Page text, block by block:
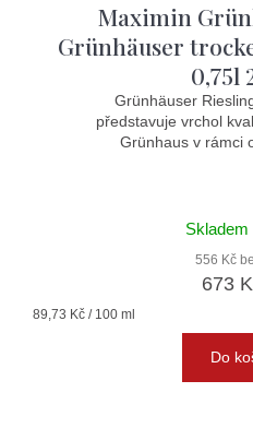
Maximin
Grünhäuser
0,75l
Grünhäuser
představuje vrchol
Grünhaus v rámci
Skladem
556 Kč
673
Měrná
89,73 Kč / 100 ml
Do